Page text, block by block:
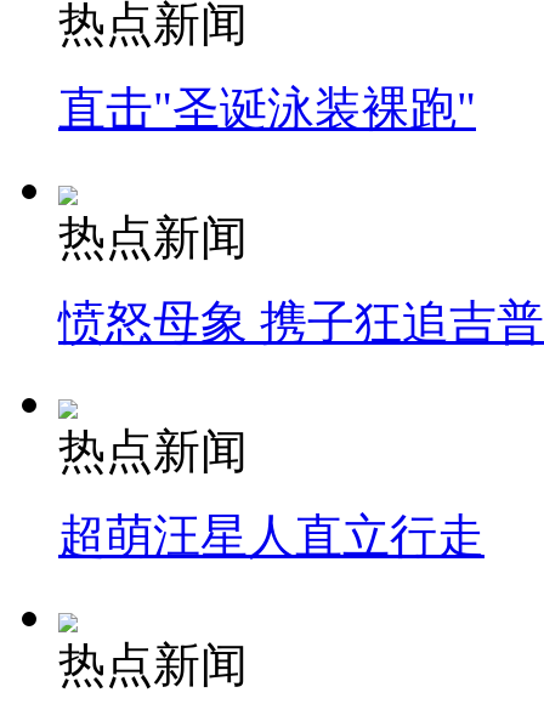
热点新闻
直击"圣诞泳装裸跑"
热点新闻
愤怒母象 携子狂追吉
热点新闻
超萌汪星人直立行走
热点新闻